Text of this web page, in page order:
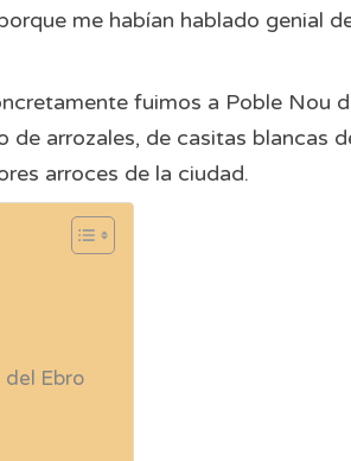
me habían hablado genial
fuimos a Poble Nou
arrozales, de casitas blancas
arroces de la ciudad.
del Ebro